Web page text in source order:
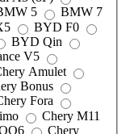
5
BMW 7
BYD F0
BYD Qin
V5
Amulet
Bonus
Fora
Chery M11
Chery